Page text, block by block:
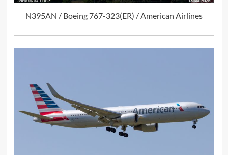
N395AN / Boeing 767-323(ER) / American Airlines